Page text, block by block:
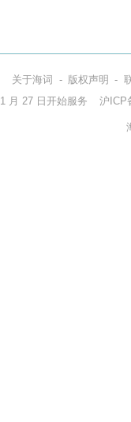
关于海词 - 版权声明 -
月 27 日开始服务 沪ICP